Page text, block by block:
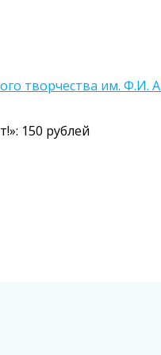
творчества им. Ф.И.
150 рублей